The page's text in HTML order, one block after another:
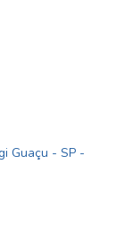
Guaçu - SP -